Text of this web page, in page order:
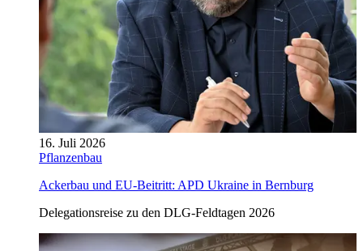
16. Juli 2026
Pflanzenbau
Ackerbau und EU-Beitritt: APD Ukraine in Bernburg
Delegationsreise zu den DLG-Feldtagen 2026